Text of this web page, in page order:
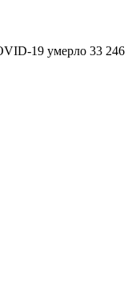
19 умерло 33 246